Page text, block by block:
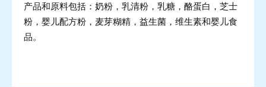
产品和原料包括：奶粉，乳清粉，乳糖，酪蛋白，芝士
粉，婴儿配方粉，麦芽糊精，益生菌，维生素和婴儿食
品。